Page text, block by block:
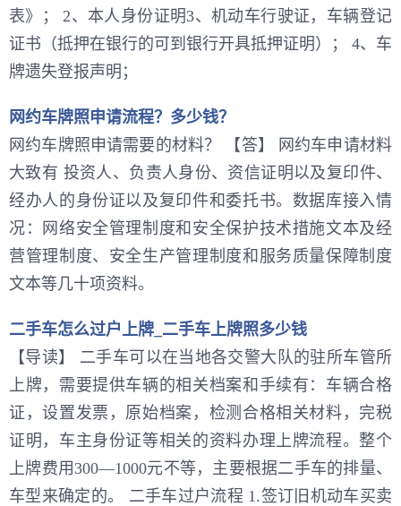
表》； 2、本人身份证明3、机动车行驶证，车辆登记
证书（抵押在银行的可到银行开具抵押证明）； 4、车
牌遗失登报声明；
网约车牌照申请流程？多少钱？
网约车牌照申请需要的材料？ 【答】 网约车申请材料
大致有 投资人、负责人身份、资信证明以及复印件、
经办人的身份证以及复印件和委托书。数据库接入情
况：网络安全管理制度和安全保护技术措施文本及经
营管理制度、安全生产管理制度和服务质量保障制度
文本等几十项资料。
二手车怎么过户上牌_二手车上牌照多少钱
【导读】 二手车可以在当地各交警大队的驻所车管所
上牌，需要提供车辆的相关档案和手续有：车辆合格
证，设置发票，原始档案，检测合格相关材料，完税
证明，车主身份证等相关的资料办理上牌流程。整个
上牌费用300—1000元不等，主要根据二手车的排量、
车型来确定的。 二手车过户流程 1.签订旧机动车买卖